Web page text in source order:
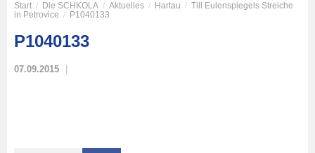
Start / Die SCHKOLA / Aktuelles / Hartau / Till Eulenspiegels Streiche
in Petrovice / P1040133
P1040133
07.09.2015